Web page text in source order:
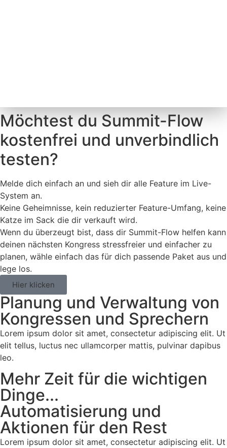
Möchtest du Summit-Flow
kostenfrei und unverbindlich
testen?
Melde dich einfach an und sieh dir alle Feature im Live-
System an.
Keine Geheimnisse, kein reduzierter Feature-Umfang, keine
Katze im Sack die dir verkauft wird.
Wenn du überzeugt bist, dass dir Summit-Flow helfen kann
deinen nächsten Kongress stressfreier und einfacher zu
planen, wähle einfach das für dich passende Paket aus und
lege los.
Hier klicken
Planung und Verwaltung von
Kongressen und Sprechern
Lorem ipsum dolor sit amet, consectetur adipiscing elit. Ut
elit tellus, luctus nec ullamcorper mattis, pulvinar dapibus
leo.
Mehr Zeit für die wichtigen
Dinge...
Automatisierung und
Aktionen für den Rest
Lorem ipsum dolor sit amet, consectetur adipiscing elit. Ut